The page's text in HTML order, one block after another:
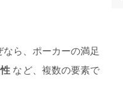
ら、ポーカーの満足
など、複数の要素で